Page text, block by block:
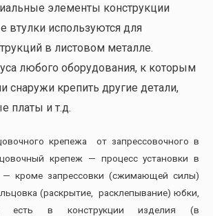
элементы конструкции
втулки используются для
в листовом металле.
любого оборудования, к которым
снаружи крепить другие детали,
платы и т.д.
крепежа от запрессовочного в
крепеж — процесс установки в
— кроме запрессовки (сжимающей силы)
(раскрытие, расклепывание) юбки,
есть в конструкции изделия (в